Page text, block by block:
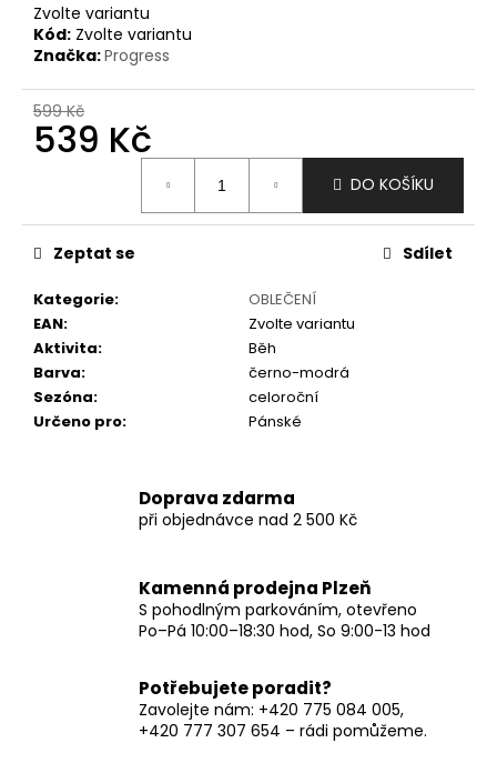
Zvolte variantu
Kód: Zvolte variantu
Značka:Progress
599 Kč
539 Kč
DO KOŠÍKU
Kategorie:
OBLEČENÍ
EAN:
Zvolte variantu
Aktivita:
Běh
Barva:
černo-modrá
Sezóna:
celoroční
Určeno pro: Pánské
Zeptat se Sdílet
Doprava zdarma
při objednávce nad 2 500 Kč
Kamenná prodejna Plzeň
S pohodlným parkováním, otevřeno
Po–Pá 10:00–18:30 hod, So 9:00-13 hod
Potřebujete poradit?
Zavolejte nám: +420 775 084 005,
+420 777 307 654 – rádi pomůžeme.
u
č
u